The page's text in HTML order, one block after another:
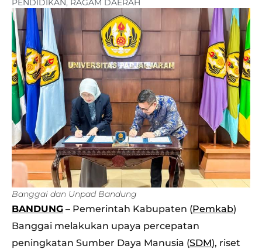
PENDIDIKAN, RAGAM DAERAH
Banggai dan Unpad Bandung
BANDUNG – Pemerintah Kabupaten (Pemkab)
Banggai melakukan upaya percepatan
peningkatan Sumber Daya Manusia (SDM), riset